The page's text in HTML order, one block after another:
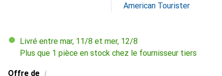
American Tourister
Livré entre mar, 11/8 et mer, 12/8
Plus que 1 pièce en stock chez le fournisseur tiers
Offre de i